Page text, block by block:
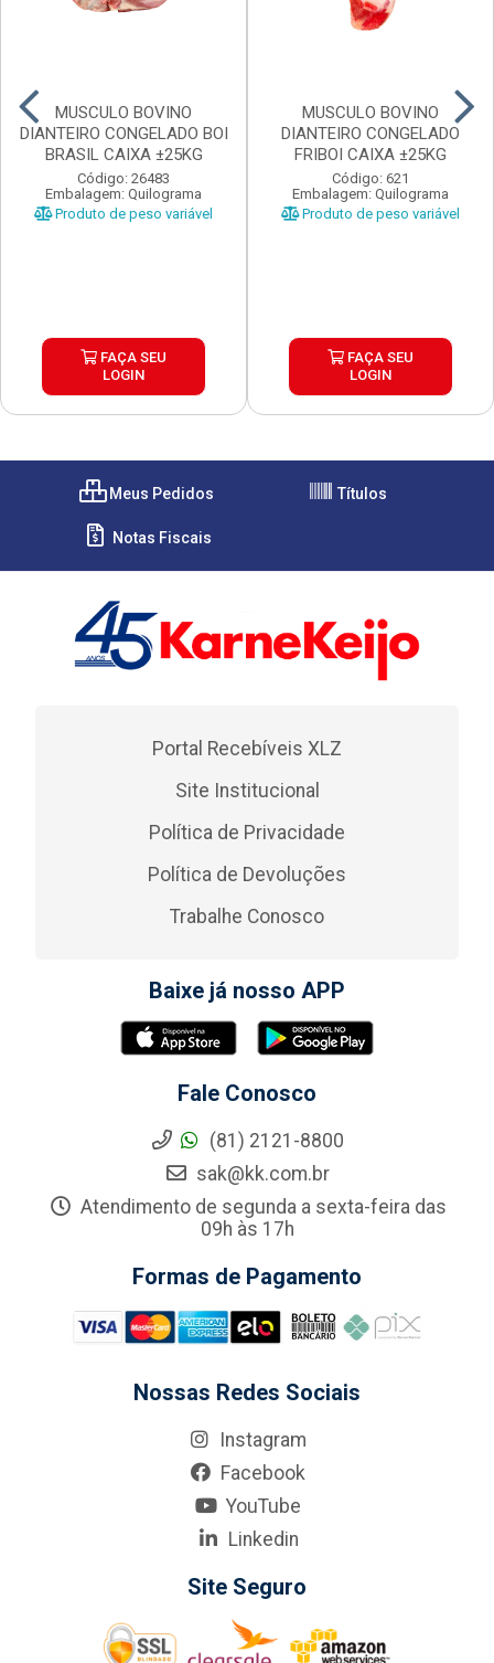
MUSCULO BOVINO
DIANTEIRO CONGELADO BOI
BRASIL CAIXA ±25KG
Código: 26483
Embalagem: Quilograma
Produto de peso variável
FAÇA SEU
LOGIN
MUSCULO BOVINO
DIANTEIRO CONGELADO
FRIBOI CAIXA ±25KG
Código: 621
Embalagem: Quilograma
Produto de peso variável
FAÇA SEU
LOGIN
Meus Pedidos Títulos
Notas Fiscais
Portal Recebíveis XLZ
Site Institucional
Política de Privacidade
Política de Devoluções
Trabalhe Conosco
Baixe já nosso APP
Fale Conosco
(81) 2121-8800
sak@kk.com.br
Atendimento de segunda a sexta-feira das
09h às 17h
Formas de Pagamento
Nossas Redes Sociais
Instagram
Facebook
YouTube
Linkedin
Site Seguro